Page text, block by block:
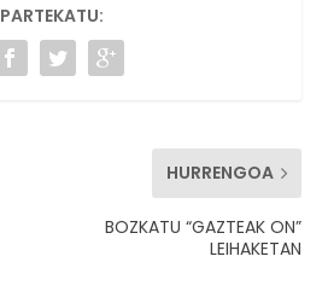
PARTEKATU:
HURRENGOA
BOZKATU “GAZTEAK ON”
LEIHAKETAN